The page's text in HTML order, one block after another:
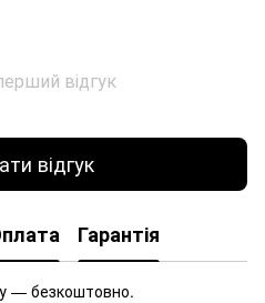
відгук
відгук
Гарантія
— безкоштовно.